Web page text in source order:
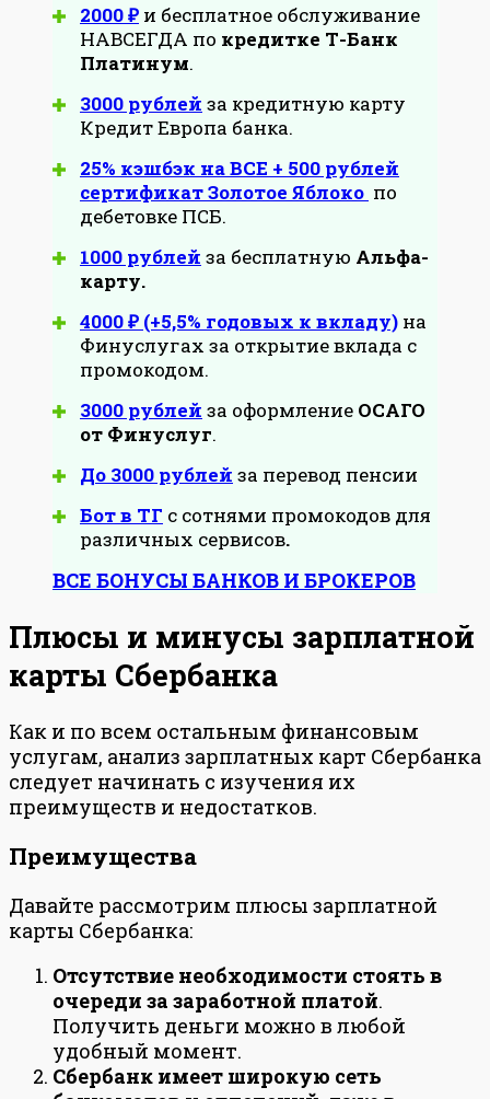
2000 ₽ и бесплатное обслуживание
НАВСЕГДА по кредитке Т-Банк
Платинум.
3000 рублей за кредитную карту
Кредит Европа банка.
25% кэшбэк на ВСЕ + 500 рублей
сертификат Золотое Яблоко по
дебетовке ПСБ.
1000 рублей за бесплатную Альфа-
карту.
4000 ₽ (+5,5% годовых к вкладу) на
Финуслугах за открытие вклада с
промокодом.
3000 рублей за оформление ОСАГО
от Финуслуг.
До 3000 рублей за перевод пенсии
Бот в ТГ с сотнями промокодов для
различных сервисов.
ВСЕ БОНУСЫ БАНКОВ И БРОКЕРОВ
Плюсы и минусы зарплатной
карты Сбербанка
Как и по всем остальным финансовым
услугам, анализ зарплатных карт Сбербанка
следует начинать с изучения их
преимуществ и недостатков.
Преимущества
Давайте рассмотрим плюсы зарплатной
карты Сбербанка:
Отсутствие необходимости стоять в
очереди за заработной платой.
Получить деньги можно в любой
удобный момент.
Сбербанк имеет широкую сеть